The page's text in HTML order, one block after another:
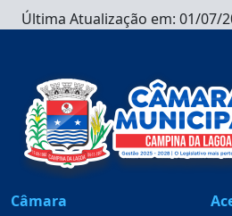
Última Atualização em: 01/07/
Câmara